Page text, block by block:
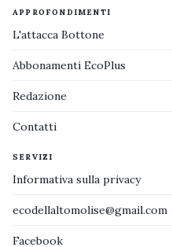
APPROFONDIMENTI
L'attacca Bottone
Abbonamenti EcoPlus
Redazione
Contatti
SERVIZI
Informativa sulla privacy
ecodellaltomolise@gmail.com
Facebook